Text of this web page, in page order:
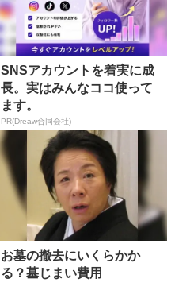
SNSアカウントを着実に成
長。実はみんなココ使って
ます。
PR(Dreaw合同会社)
お墓の撤去にいくらかか
る？墓じまい費用